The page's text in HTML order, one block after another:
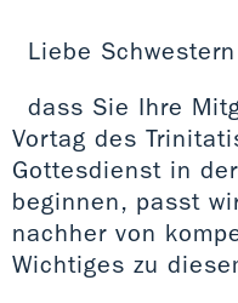
Liebe
dass Sie Ihre
Vortag des
Gottesdienst in
beginnen, passt
nachher von
Wichtiges zu